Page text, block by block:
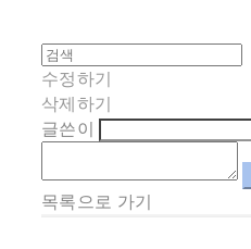
수정하기
삭제하기
글쓴이
목록으로 가기